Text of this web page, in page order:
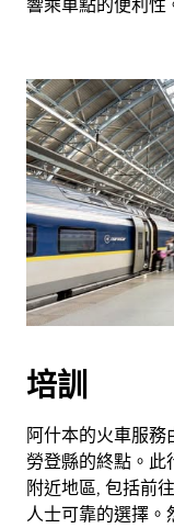
響乘車點的便利性
培訓
阿什本的火車服務
勞登縣的終點。此
附近地區, 包括前
人士可靠的選擇。